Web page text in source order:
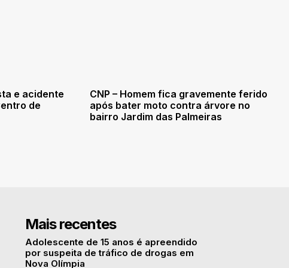
e acidente
de
CNP – Homem fica gravemente ferido
após bater moto contra árvore no
bairro Jardim das Palmeiras
Mais recentes
Adolescente de 15 anos é apreendido
por suspeita de tráfico de drogas em
Nova Olímpia